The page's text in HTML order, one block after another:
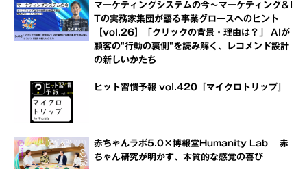
マーケティングシステムの今～マーケティング＆I
Tの実務家集団が語る事業グロースへのヒント
【vol.26】「クリックの背景・理由は？」 AIが
顧客の"行動の裏側"を読み解く、レコメンド設計
の新しいかたち
ヒット習慣予報 vol.420『マイクロトリップ』
赤ちゃんラボ5.0×博報堂Humanity Lab 赤
ちゃん研究が明かす、本質的な感覚の喜び